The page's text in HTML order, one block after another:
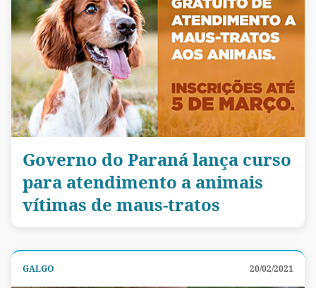
Governo do Paraná lança curso
para atendimento a animais
vítimas de maus-tratos
GALGO 20/02/2021